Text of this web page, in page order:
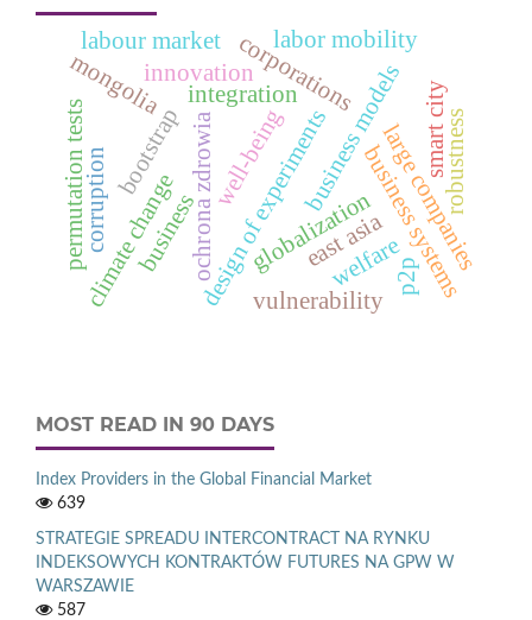
design of experiments
bootstrapochrona zdrowia
integration
business globalization
corporations
business systems
innovation business modelslarge companies
east asia
welfare
well-being
climate change
mongolia
vulnerability
smart city
p2p
permutation tests
labor mobility
labour market
corruption robustness
MOST READ IN 90 DAYS
Index Providers in the Global Financial Market
639
STRATEGIE SPREADU INTERCONTRACT NA RYNKU
INDEKSOWYCH KONTRAKTÓW FUTURES NA GPW W
WARSZAWIE
587